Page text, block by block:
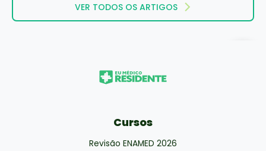
VER TODOS OS ARTIGOS
Cursos
Revisão ENAMED 2026